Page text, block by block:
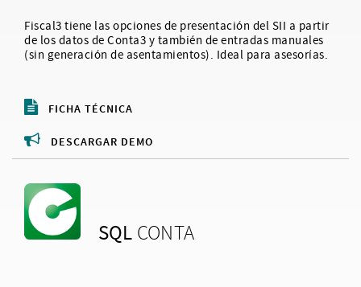
Fiscal3 tiene las opciones de presentación del SII a partir
de los datos de Conta3 y también de entradas manuales
(sin generación de asentamientos). Ideal para asesorías.
FICHA TÉCNICA
DESCARGAR DEMO
SQL CONTA